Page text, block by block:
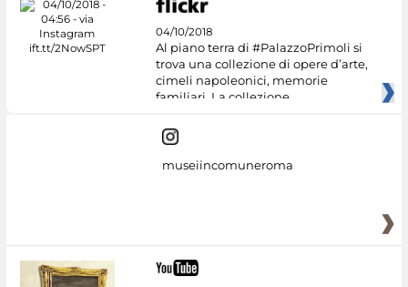
04/10/2018
Al piano terra di #PalazzoPrimoli si
trova una collezione di opere d’arte,
cimeli napoleonici, memorie
familiari. La collezione
museiincomuneroma